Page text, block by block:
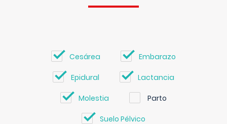
Cesárea Embarazo
Epidural Lactancia
Molestia Parto
Suelo Pélvico